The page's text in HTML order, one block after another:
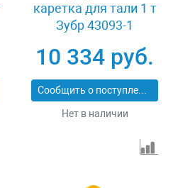
каретка для тали 1 т
Зубр 43093-1
10 334 руб.
Сообщить о поступлении
Нет в наличии